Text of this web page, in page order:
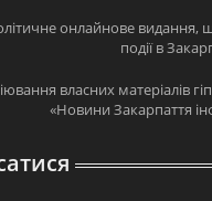
онлайнове видання,
події в
власних матеріалів
«Новини Закарпаття